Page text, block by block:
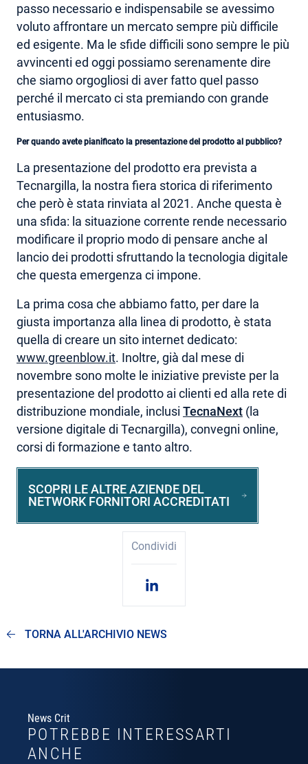
passo necessario e indispensabile se avessimo
voluto affrontare un mercato sempre più difficile
ed esigente. Ma le sfide difficili sono sempre le più
avvincenti ed oggi possiamo serenamente dire
che siamo orgogliosi di aver fatto quel passo
perché il mercato ci sta premiando con grande
entusiasmo.
Per quando avete pianificato la presentazione del prodotto al pubblico?
La presentazione del prodotto era prevista a
Tecnargilla, la nostra fiera storica di riferimento
che però è stata rinviata al 2021. Anche questa è
una sfida: la situazione corrente rende necessario
modificare il proprio modo di pensare anche al
lancio dei prodotti sfruttando la tecnologia digitale
che questa emergenza ci impone.
La prima cosa che abbiamo fatto, per dare la
giusta importanza alla linea di prodotto, è stata
quella di creare un sito internet dedicato:
www.greenblow.it. Inoltre, già dal mese di
novembre sono molte le iniziative previste per la
presentazione del prodotto ai clienti ed alla rete di
distribuzione mondiale, inclusi TecnaNext (la
versione digitale di Tecnargilla), convegni online,
corsi di formazione e tanto altro.
SCOPRI LE ALTRE AZIENDE DEL
NETWORK FORNITORI ACCREDITATI
Condividi
TORNA ALL'ARCHIVIO NEWS
News Crit
POTREBBE INTERESSARTI
ANCHE